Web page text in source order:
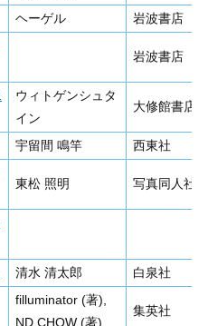
ヘーゲル
岩波書店
岩波書店
ウィトゲンシュタ
イン
大修館書店
宇留間 鳴竿
西東社
東松 照明 写真同人社
清水 清太郎 白泉社
filluminator (著),
ND CHOW (著)
集英社